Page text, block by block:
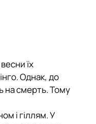
їх
Однак, до
на смерть. Тому
і гіллям. У